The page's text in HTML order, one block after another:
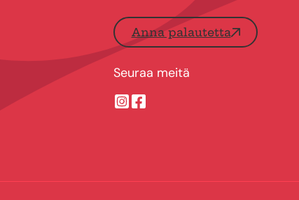
Anna palautetta
Seuraa meitä
Suonenjoen kaupungin Instragram
Suonenjoen kaupungin Facebook